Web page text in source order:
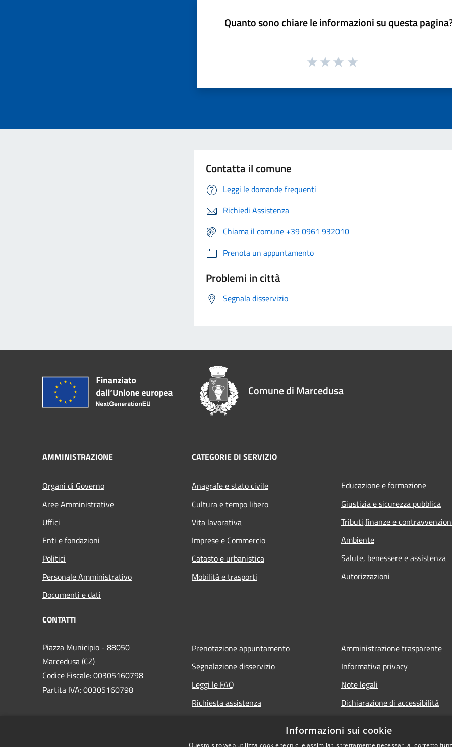
Quanto sono chiare le informazioni su questa
Contatta il comune
Leggi le domande frequenti
Richiedi Assistenza
Chiama il comune +39 0961 932010
Prenota un appuntamento
Problemi in città
Segnala disservizio
Comune di Marcedusa
AMMINISTRAZIONE
Organi di Governo
Aree Amministrative
Uffici
Enti e fondazioni
Politici
Personale Amministrativo
Documenti e dati
CATEGORIE DI SERVIZIO
Anagrafe e stato civile
Cultura e tempo libero
Vita lavorativa
Imprese e Commercio
Catasto e urbanistica
Mobilità e trasporti
Educazione e formazione
Giustizia e sicurezza pubblica
Tributi,finanze e
Ambiente
Salute, benessere e assistenza
Autorizzazioni
CONTATTI
Piazza Municipio - 88050
Marcedusa (CZ)
Codice Fiscale: 00305160798
Partita IVA: 00305160798
Prenotazione appuntamento
Segnalazione disservizio
Leggi le FAQ
Richiesta assistenza
Amministrazione trasparente
Informativa privacy
Note legali
Dichiarazione di accessibilità
Informazioni sui cookie
Questo sito web utilizza cookie tecnici e assimilati strettamente necessari al corretto